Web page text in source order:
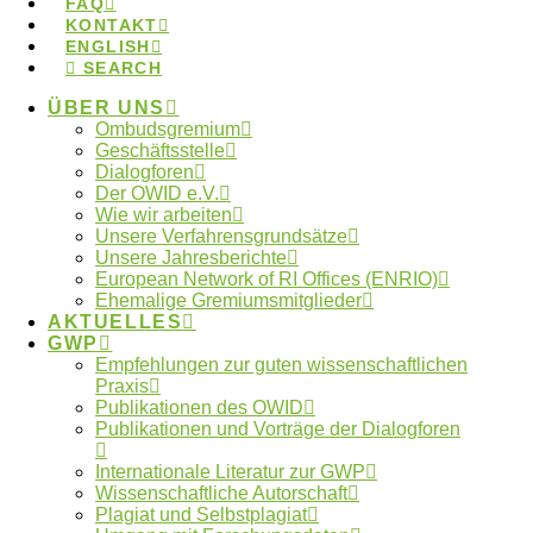
KONTAKT
ENGLISH
SEARCH
ÜBER UNS
Ombudsgremium
Geschäftsstelle
Dialogforen
Der OWID e.V.
Wie wir arbeiten
Unsere Verfahrensgrundsätze
Unsere Jahresberichte
European Network of RI Offices (ENRIO)
Ehemalige Gremiumsmitglieder
AKTUELLES
GWP
Empfehlungen zur guten wissenschaftlichen
Praxis
Publikationen des OWID
Publikationen und Vorträge der Dialogforen
Internationale Literatur zur GWP
Wissenschaftliche Autorschaft
Plagiat und Selbstplagiat
Kontakt zum Ombudsgremium
Schlagwörter
Anonymität Autorschaften Betreuung
Datenfälschung Datennutzung ENRIO
Fehlverhalten Forschungsdaten
Forschungsethik gute Betreuung
Künstliche Intelligenz Machtmissbrauch
Ombudsgremium
Ombudsverfahren